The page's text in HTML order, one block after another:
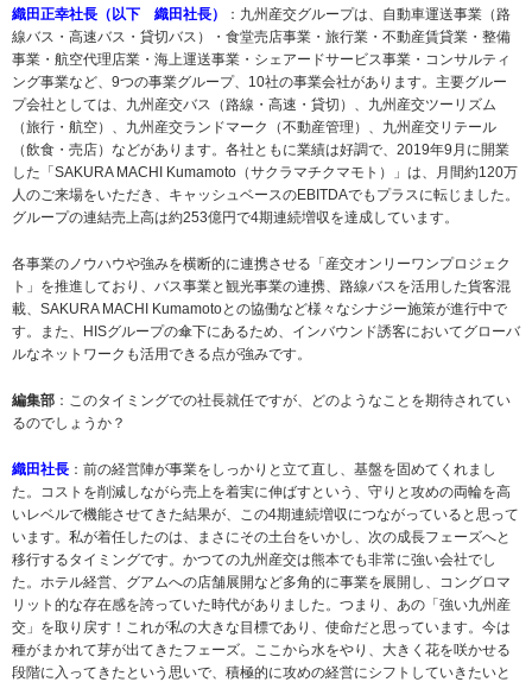
織田正幸社長（以下 織田社長）
：九州産交グループは、自動車運送事業（路
線バス・高速バス・貸切バス）・食堂売店事業・旅行業・不動産賃貸業・整備
事業・航空代理店業・海上運送事業・シェアードサービス事業・コンサルティ
ング事業など、9つの事業グループ、10社の事業会社があります。主要グルー
プ会社としては、九州産交バス（路線・高速・貸切）、九州産交ツーリズム
（旅行・航空）、九州産交ランドマーク（不動産管理）、九州産交リテール
（飲食・売店）などがあります。各社ともに業績は好調で、2019年9月に開業
した「SAKURA MACHI Kumamoto（サクラマチクマモト）」は、月間約120万
人のご来場をいただき、キャッシュベースのEBITDAでもプラスに転じました。
グループの連結売上高は約253億円で4期連続増収を達成しています。
各事業のノウハウや強みを横断的に連携させる「産交オンリーワンプロジェク
ト」を推進しており、バス事業と観光事業の連携、路線バスを活用した貨客混
載、SAKURA MACHI Kumamotoとの協働など様々なシナジー施策が進行中で
す。また、HISグループの傘下にあるため、インバウンド誘客においてグローバ
ルなネットワークも活用できる点が強みです。
編集部 ：このタイミングでの社長就任ですが、どのようなことを期待されてい
るのでしょうか？
織田社長 ：前の経営陣が事業をしっかりと立て直し、基盤を固めてくれまし
た。コストを削減しながら売上を着実に伸ばすという、守りと攻めの両輪を高
いレベルで機能させてきた結果が、この4期連続増収につながっていると思って
います。私が着任したのは、まさにその土台をいかし、次の成長フェーズへと
移行するタイミングです。かつての九州産交は熊本でも非常に強い会社でし
た。ホテル経営、グアムへの店舗展開など多角的に事業を展開し、コングロマ
リット的な存在感を誇っていた時代がありました。つまり、あの「強い九州産
交」を取り戻す！これが私の大きな目標であり、使命だと思っています。今は
種がまかれて芽が出てきたフェーズ。ここから水をやり、大きく花を咲かせる
段階に入ってきたという思いで、積極的に攻めの経営にシフトしていきたいと